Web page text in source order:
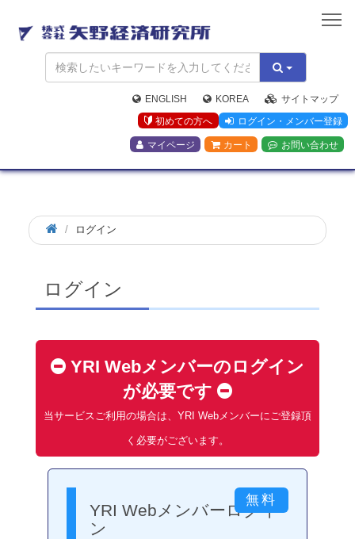
矢
野
経
済
研
究
所
ENGLISH KOREA
サイトマップ
初めての方へ
ログイン・メンバー登録
マイページ カート お問い合わせ
ログイン
ログイン
YRI Webメンバーのログイン
が必要です
当サービスご利用の場合は、YRI Webメンバーにご登録頂
く必要がございます。
YRI Webメンバーログイ
ン